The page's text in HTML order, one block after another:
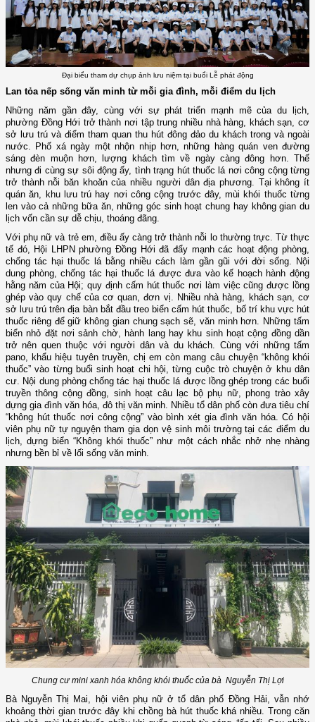
Đại biểu tham dự chụp ảnh lưu niệm tại buổi Lễ phát động
Lan tỏa nếp sống văn minh từ mỗi gia đình, mỗi điểm du lịch
Những năm gần đây, cùng với sự phát triển mạnh mẽ của du lịch,
phường Đồng Hới trở thành nơi tập trung nhiều nhà hàng, khách sạn, cơ
sở lưu trú và điểm tham quan thu hút đông đảo du khách trong và ngoài
nước. Phố xá ngày một nhộn nhịp hơn, những hàng quán ven đường
sáng đèn muộn hơn, lượng khách tìm về ngày càng đông hơn. Thế
nhưng đi cùng sự sôi động ấy, tình trạng hút thuốc lá nơi công cộng từng
trở thành nỗi băn khoăn của nhiều người dân địa phương. Tại không ít
quán ăn, khu lưu trú hay nơi công cộng trước đây, mùi khói thuốc từng
len vào cả những bữa ăn, những góc sinh hoạt chung hay không gian du
lịch vốn cần sự dễ chịu, thoáng đãng.
Với phụ nữ và trẻ em, điều ấy càng trở thành nỗi lo thường trực. Từ thực
tế đó, Hội LHPN phường Đồng Hới đã đẩy mạnh các hoạt động phòng,
chống tác hại thuốc lá bằng nhiều cách làm gần gũi với đời sống. Nội
dung phòng, chống tác hại thuốc lá được đưa vào kế hoạch hành động
hằng năm của Hội; quy định cấm hút thuốc nơi làm việc cũng được lồng
ghép vào quy chế của cơ quan, đơn vị. Nhiều nhà hàng, khách sạn, cơ
sở lưu trú trên địa bàn bắt đầu treo biển cấm hút thuốc, bố trí khu vực hút
thuốc riêng để giữ không gian chung sạch sẽ, văn minh hơn. Những tấm
biển nhỏ đặt nơi sảnh chờ, hành lang hay khu sinh hoạt cộng đồng dần
trở nên quen thuộc với người dân và du khách. Cùngvới những tấm
pano, khẩu hiệu tuyên truyền, chị em còn mang câu chuyện “không khói
thuốc” vào từng buổi sinh hoạt chi hội, từng cuộc trò chuyện ở khu dân
cư. Nội dung phòng chống tác hại thuốc lá được lồng ghép trong các buổi
truyền thông cộng đồng, sinh hoạt câu lạc bộ phụ nữ, phong trào xây
dựng gia đình văn hóa, đô thị văn minh. Nhiều tổ dân phố còn đưa tiêu chí
“không hút thuốc nơi công cộng” vào bình xét gia đình văn hóa. Có hội
viên phụ nữ tự nguyện tham gia dọn vệ sinh môi trường tại các điểm du
lịch, dựng biển “Không khói thuốc” như một cách nhắc nhở nhẹ nhàng
nhưng bền bỉ về lối sống văn minh.
Chung cư mini xanh hóa không khói thuốc của bà Nguyễn Thị Lợi
Bà Nguyễn Thị Mai, hội viên phụ nữ ở tổ dân phố Đồng Hải, vẫn nhớ
khoảng thời gian trước đây khi chồng bà hút thuốc khá nhiều. Trong căn